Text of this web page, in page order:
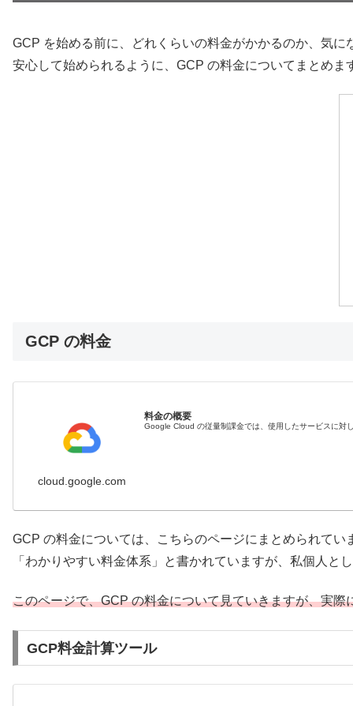
GCP を始める前に、どれくらいの料金がかかるのか、気に
安心して始められるように、GCP の料金についてまとめま
GCP の料金
料金の概要
Google Cloud の従量制課金では、使用したサービスに対
cloud.google.com
GCP の料金については、こちらのページにまとめられてい
「わかりやすい料金体系」と書かれていますが、私個人と
このページで、GCP の料金について見ていきますが、実
GCP料金計算ツール